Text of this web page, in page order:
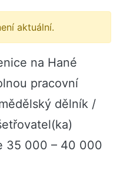
aktuální.
na Hané
pracovní
dělník /
35 000 – 40 000